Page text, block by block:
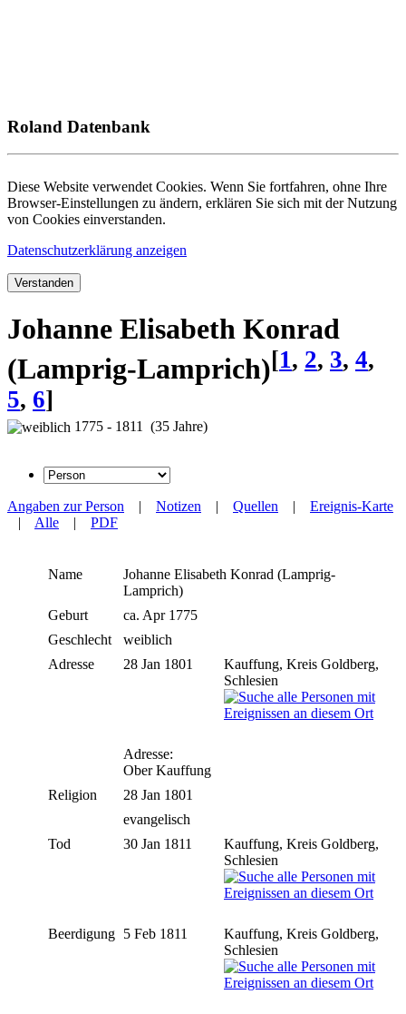
Roland Datenbank
Diese Website verwendet Cookies. Wenn Sie fortfahren, ohne Ihre
Browser-Einstellungen zu ändern, erklären Sie sich mit der Nutzung
von Cookies einverstanden.
Datenschutzerklärung anzeigen
Verstanden
Johanne Elisabeth Konrad
(Lamprig-Lamprich)[1, 2, 3, 4,
5, 6]
1775 - 1811 (35 Jahre)
Angaben zur Person | Notizen | Quellen | Ereignis-Karte
| Alle | PDF
Name Johanne Elisabeth Konrad (Lamprig-
Lamprich)
Geburt
ca. Apr 1775
Geschlecht
weiblich
Adresse
28 Jan 1801
Kauffung, Kreis Goldberg,
Schlesien
Adresse:
Ober Kauffung
Religion
28 Jan 1801
evangelisch
Tod
30 Jan 1811
Kauffung, Kreis Goldberg,
Schlesien
Beerdigung 5 Feb 1811
Kauffung, Kreis Goldberg,
Schlesien